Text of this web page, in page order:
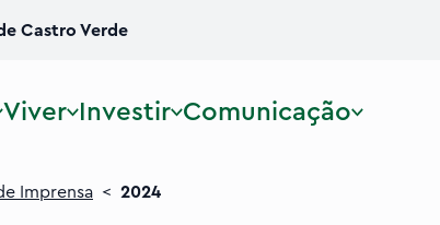
Castro Verde
Viver Investir Comunicação
Imprensa < 2024